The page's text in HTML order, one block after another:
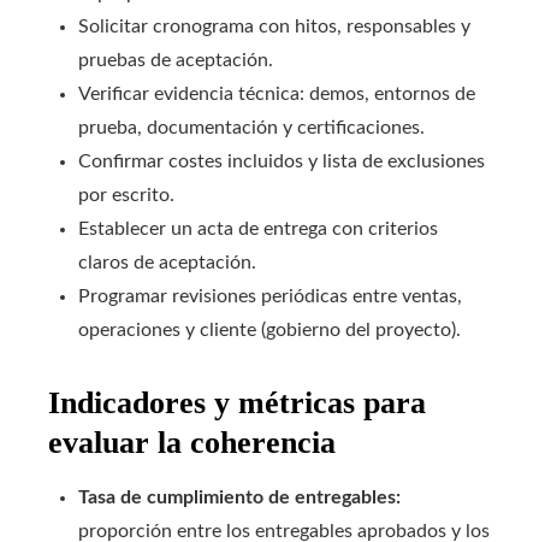
Solicitar cronograma con hitos, responsables y
pruebas de aceptación.
Verificar evidencia técnica: demos, entornos de
prueba, documentación y certificaciones.
Confirmar costes incluidos y lista de exclusiones
por escrito.
Establecer un acta de entrega con criterios
claros de aceptación.
Programar revisiones periódicas entre ventas,
operaciones y cliente (gobierno del proyecto).
Indicadores y métricas para
evaluar la coherencia
Tasa de cumplimiento de entregables:
proporción entre los entregables aprobados y los